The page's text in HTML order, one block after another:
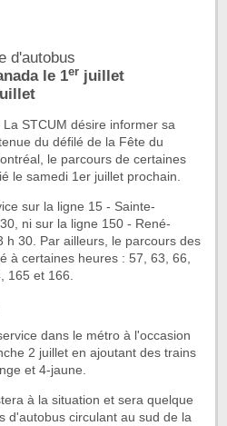
d'autobus
le 1er juillet
La STCUM désire informer sa
du défilé de la Fête du
le parcours de certaines
le samedi 1er juillet prochain.
sur la ligne 15 - Sainte-
ni sur la ligne 150 - René-
h 30. Par ailleurs, le parcours des
à certaines heures : 57, 63, 66,
165 et 166.
dans le métro à l'occasion
2 juillet en ajoutant des trains
et 4-jaune.
à la situation et sera quelque
d'autobus circulant au sud de la